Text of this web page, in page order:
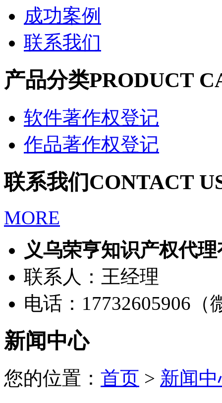
成功案例
联系我们
产品分类PRODUCT
软件著作权登记
作品著作权登记
联系我们CONTACT
MORE
义乌荣亨知识产权代
联系人：王经理
电话：17732605906（
新闻中心
您的位置： 首页 > 新闻